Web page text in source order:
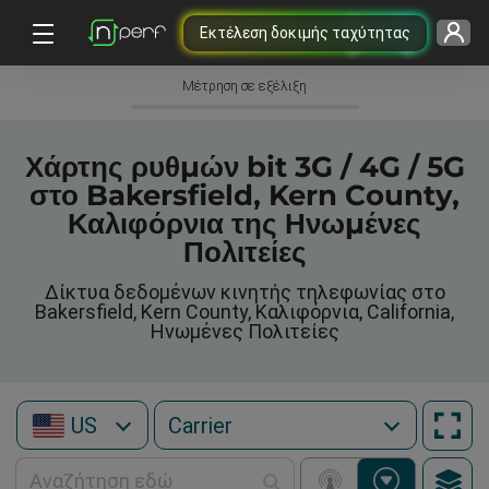
Εκτέλεση δοκιμής ταχύτητας
Μέτρηση σε εξέλιξη
Χάρτης ρυθμών bit 3G / 4G / 5G
στο Bakersfield, Kern County,
Καλιφόρνια της Ηνωμένες
Πολιτείες
Δίκτυα δεδομένων κινητής τηλεφωνίας στο
Bakersfield, Kern County, Καλιφόρνια, California,
Ηνωμένες Πολιτείες
US